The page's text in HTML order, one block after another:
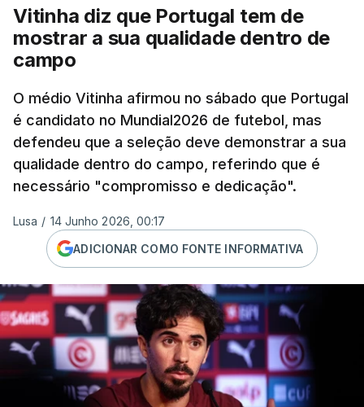
Vitinha diz que Portugal tem de
mostrar a sua qualidade dentro de
campo
O médio Vitinha afirmou no sábado que Portugal
é candidato no Mundial2026 de futebol, mas
defendeu que a seleção deve demonstrar a sua
qualidade dentro do campo, referindo que é
necessário "compromisso e dedicação".
Lusa / 14 Junho 2026, 00:17
ADICIONAR COMO FONTE INFORMATIVA